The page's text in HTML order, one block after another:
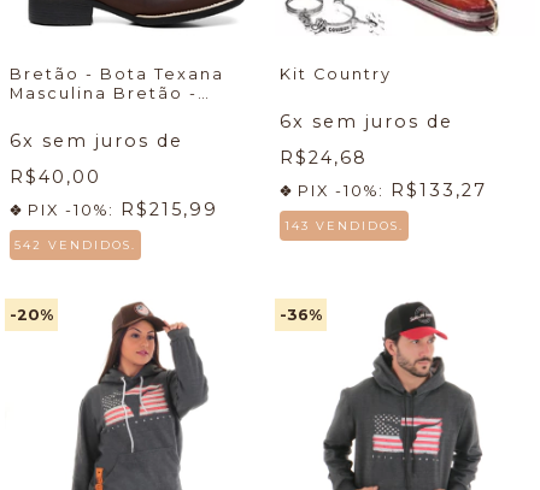
Bretão - Bota Texana
Masculina Bretão -
Cueca
6x sem juros de
R$40,00
PIX -10%: R$215,99
542 VENDIDOS.
Kit Country
6x sem juros de
R$24,68
PIX -10%: R$133,27
143 VENDIDOS.
-20% -36%